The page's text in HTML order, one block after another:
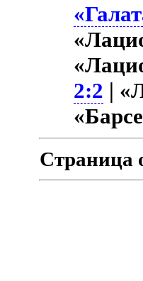
2:2 |
Страница